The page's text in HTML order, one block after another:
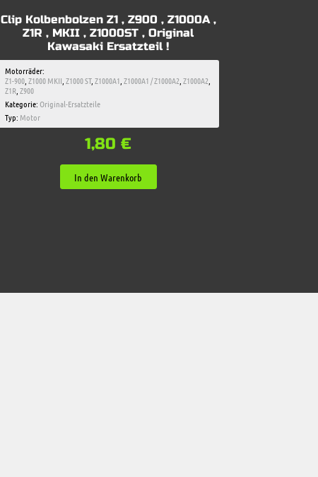
Clip Kolbenbolzen Z1 , Z900 , Z1000A ,
Z1R , MKII , Z1000ST , Original
Kawasaki Ersatzteil !
Motorräder:
Z1-900 ,Z1000 MKII ,Z1000 ST,Z1000A1 ,Z1000A1 / Z1000A2 ,Z1000A2
Z1R ,Z900
Kategorie:Original-Ersatzteile
Typ: Motor
1,80€
In den Warenkorb